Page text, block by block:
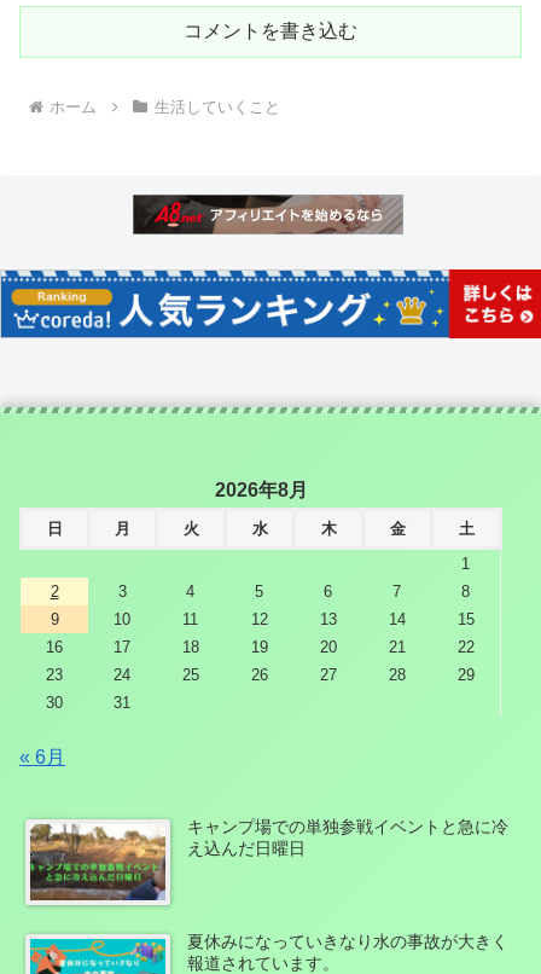
コメントを書き込む
ホーム 生活していくこと
2026年8月
日 月 火 水 木 金
土
1
2
3 4 5 6 7
8
9
10 11 12 13 14
15
16
17 18 19 20 21
22
23
24 25 26 27 28
29
30
31
« 6月
キャンプ場での単独参戦イベントと急に冷
え込んだ日曜日
夏休みになっていきなり水の事故が大きく
報道されています。